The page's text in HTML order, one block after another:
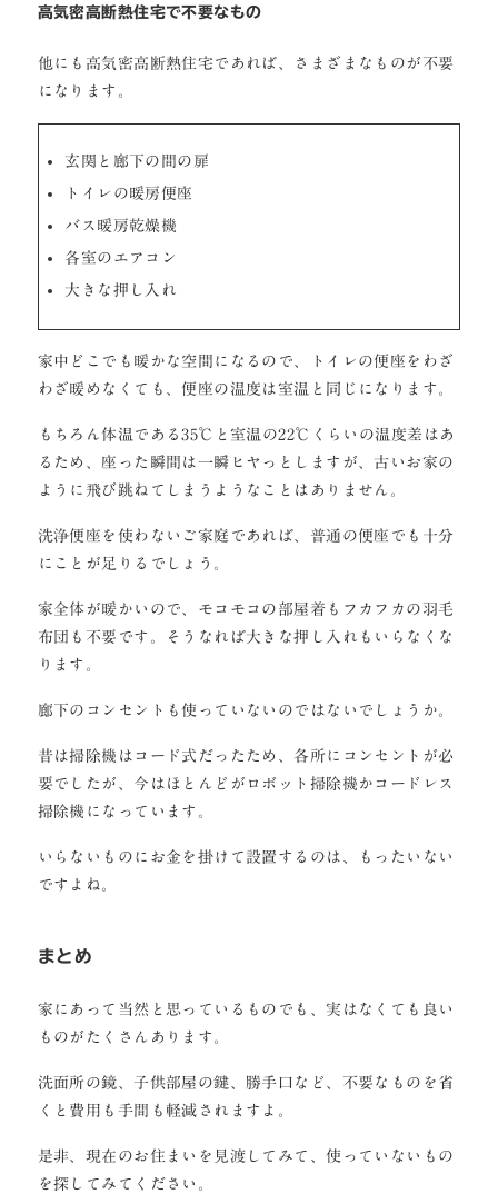
高気密高断熱住宅で不要なもの
他にも高気密高断熱住宅であれば、さまざまなものが不要
になります。
玄関と廊下の間の扉
トイレの暖房便座
バス暖房乾燥機
各室のエアコン
大きな押し入れ
家中どこでも暖かな空間になるので、トイレの便座をわざ
わざ暖めなくても、便座の温度は室温と同じになります。
もちろん体温である35℃と室温の22℃くらいの温度差はあ
るため、座った瞬間は一瞬ヒヤっとしますが、古いお家の
ように飛び跳ねてしまうようなことはありません。
洗浄便座を使わないご家庭であれば、普通の便座でも十分
にことが足りるでしょう。
家全体が暖かいので、モコモコの部屋着もフカフカの羽毛
布団も不要です。そうなれば大きな押し入れもいらなくな
ります。
廊下のコンセントも使っていないのではないでしょうか。
昔は掃除機はコード式だったため、各所にコンセントが必
要でしたが、今はほとんどがロボット掃除機かコードレス
掃除機になっています。
いらないものにお金を掛けて設置するのは、もったいない
ですよね。
まとめ
家にあって当然と思っているものでも、実はなくても良い
ものがたくさんあります。
洗面所の鏡、子供部屋の鍵、勝手口など、不要なものを省
くと費用も手間も軽減されますよ。
是非、現在のお住まいを見渡してみて、使っていないもの
を探してみてください。